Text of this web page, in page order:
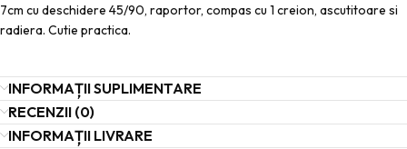
7cm cu deschidere 45/90, raportor, compas cu 1 creion, ascutitoare si
radiera. Cutie practica.
INFORMAȚII SUPLIMENTARE
RECENZII (0)
INFORMAȚII LIVRARE